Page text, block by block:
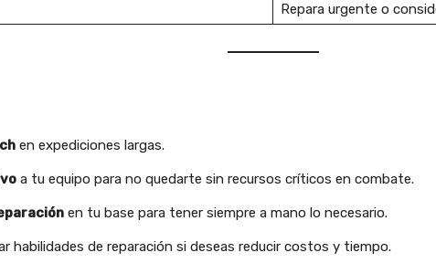
Repara urgente o
en expediciones largas.
a tu equipo para no quedarte sin recursos críticos en combate.
en tu base para tener siempre a mano lo necesario.
habilidades de reparación si deseas reducir costos y tiempo.